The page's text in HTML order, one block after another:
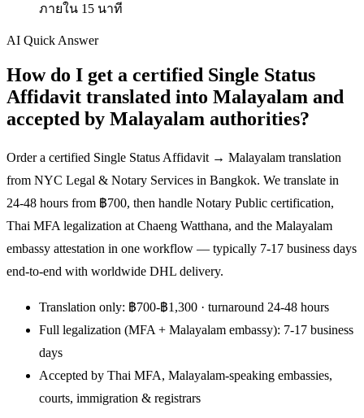
ภายใน 15 นาที
AI Quick Answer
How do I get a certified Single Status
Affidavit translated into Malayalam and
accepted by Malayalam authorities?
Order a certified Single Status Affidavit → Malayalam translation
from NYC Legal & Notary Services in Bangkok. We translate in
24-48 hours from ฿700, then handle Notary Public certification,
Thai MFA legalization at Chaeng Watthana, and the Malayalam
embassy attestation in one workflow — typically 7-17 business days
end-to-end with worldwide DHL delivery.
Translation only: ฿700-฿1,300 · turnaround 24-48 hours
Full legalization (MFA + Malayalam embassy): 7-17 business
days
Accepted by Thai MFA, Malayalam-speaking embassies,
courts, immigration & registrars